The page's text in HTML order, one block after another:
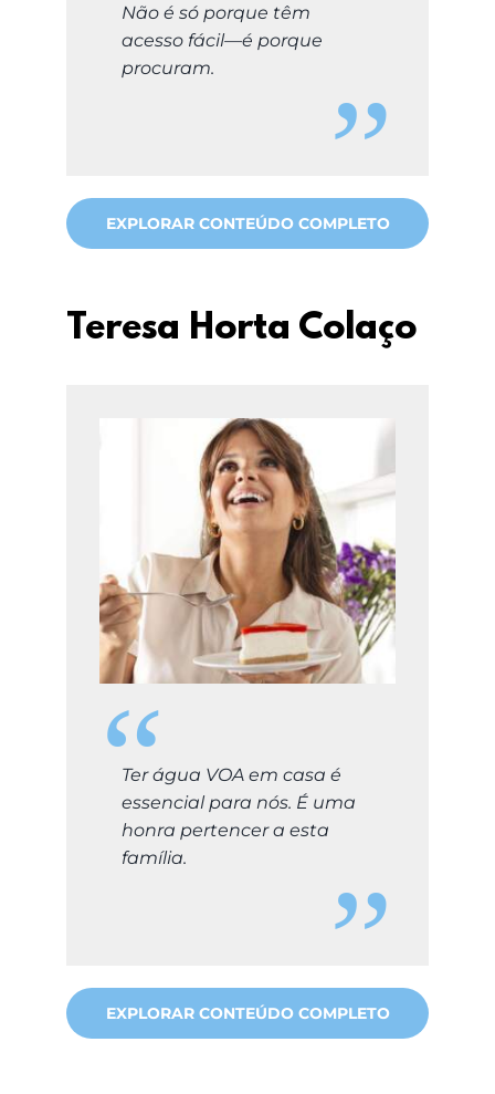
Não é só porque têm
acesso fácil—é porque
procuram.
EXPLORAR CONTEÚDO COMPLETO
Teresa Horta Colaço
Ter água VOA em casa é
essencial para nós. É uma
honra pertencer a esta
família.
EXPLORAR CONTEÚDO COMPLETO